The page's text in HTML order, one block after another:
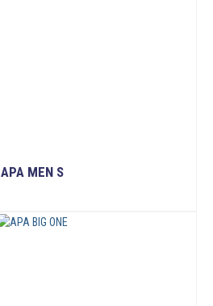
APA MEN S